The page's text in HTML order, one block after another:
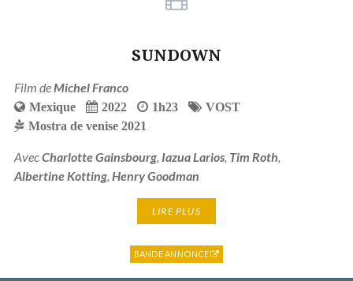
SUNDOWN
Film deMichel Franco
Mexique 2022 1h23
VOST
Mostra de venise 2021
AvecCharlotte Gainsbourg, Iazua Larios, Tim Roth,
Albertine Kotting, Henry Goodman
LIRE PLUS
BANDE ANNONCE